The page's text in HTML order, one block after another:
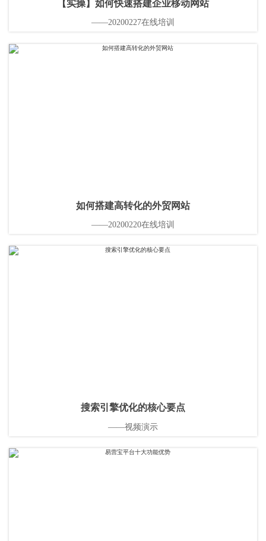
【实操】如何快速搭建企业移动网站
——20200227在线培训
如何搭建高转化的外贸网站
——20200220在线培训
搜索引擎优化的核心要点
——视频演示